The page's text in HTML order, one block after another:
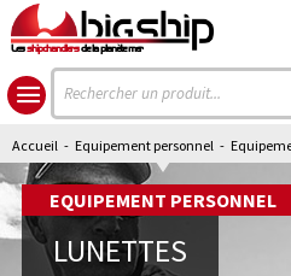
Lesshipchandlersde la planète mer
Accueil - Equipement personnel -
EQUIPEMENT PERSONNEL
LUNETTES